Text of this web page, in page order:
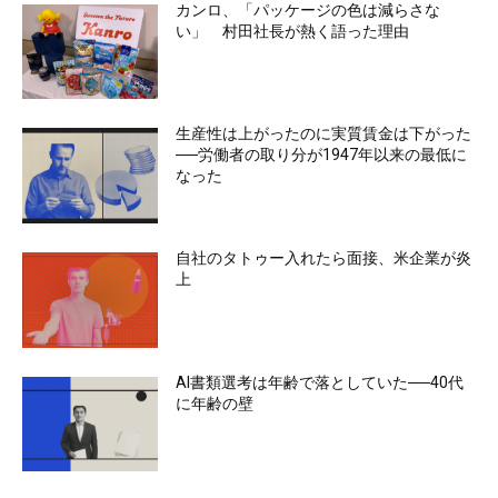
カンロ、「パッケージの色は減らさな
い」 村田社長が熱く語った理由
生産性は上がったのに実質賃金は下がった
──労働者の取り分が1947年以来の最低に
なった
自社のタトゥー入れたら面接、米企業が炎
上
AI書類選考は年齢で落としていた──40代
に年齢の壁